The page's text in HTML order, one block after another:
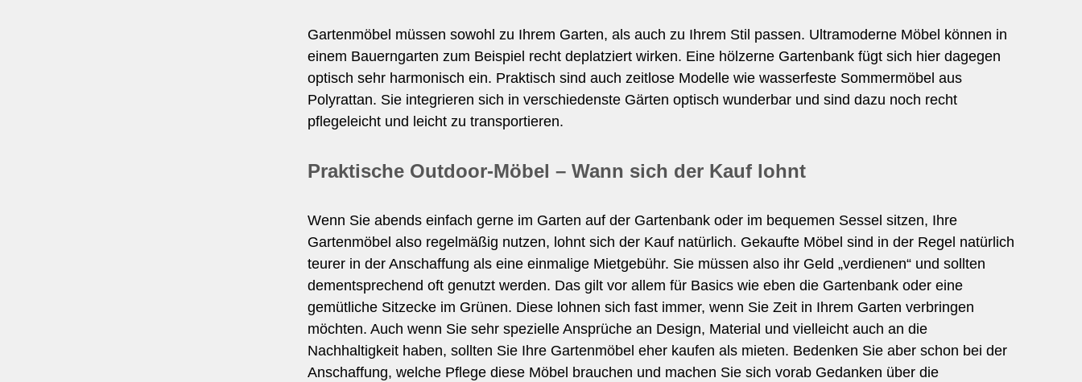
Gartenmöbel müssen sowohl zu Ihrem Garten, als auch zu Ihrem Stil passen. Ultramoderne Möbel können in
einem Bauerngarten zum Beispiel recht deplatziert wirken. Eine hölzerne Gartenbank fügt sich hier dagegen
optisch sehr harmonisch ein. Praktisch sind auch zeitlose Modelle wie wasserfeste Sommermöbel aus
Polyrattan. Sie integrieren sich in verschiedenste Gärten optisch wunderbar und sind dazu noch recht
pflegeleicht und leicht zu transportieren.
Praktische Outdoor-Möbel – Wann sich der Kauf lohnt
Wenn Sie abends einfach gerne im Garten auf der Gartenbank oder im bequemen Sessel sitzen, Ihre
Gartenmöbel also regelmäßig nutzen, lohnt sich der Kauf natürlich. Gekaufte Möbel sind in der Regel natürlich
teurer in der Anschaffung als eine einmalige Mietgebühr. Sie müssen also ihr Geld „verdienen“ und sollten
dementsprechend oft genutzt werden. Das gilt vor allem für Basics wie eben die Gartenbank oder eine
gemütliche Sitzecke im Grünen. Diese lohnen sich fast immer, wenn Sie Zeit in Ihrem Garten verbringen
möchten. Auch wenn Sie sehr spezielle Ansprüche an Design, Material und vielleicht auch an die
Nachhaltigkeit haben, sollten Sie Ihre Gartenmöbel eher kaufen als mieten. Bedenken Sie aber schon bei der
Anschaffung, welche Pflege diese Möbel brauchen und machen Sie sich vorab Gedanken über die